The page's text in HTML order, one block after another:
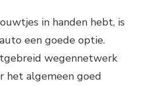
in handen hebt, is
een goede optie.
wegennetwerk
het algemeen goed